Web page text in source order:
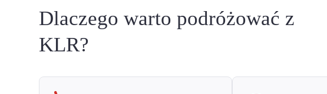
Dlaczego warto podróżować z
KLR?